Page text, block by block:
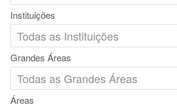
Instituições
Grandes Áreas
Áreas